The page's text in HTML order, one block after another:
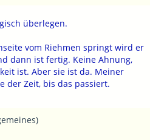
überlegen.
vom Riehmen springt wird er
dann ist fertig. Keine Ahnung,
ist. Aber sie ist da. Meiner
der Zeit, bis das passiert.